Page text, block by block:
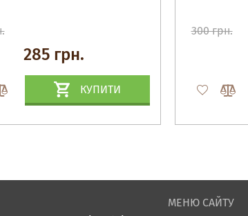
285 грн.
КУПИТИ
300 грн.
МЕНЮ САЙТУ